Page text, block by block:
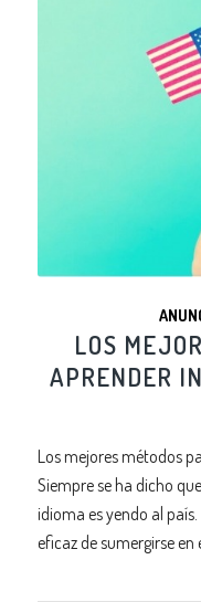
LOS
APRENDER
Los mejores métodos
Siempre se ha dicho
idioma es yendo al
eficaz de sumergirse